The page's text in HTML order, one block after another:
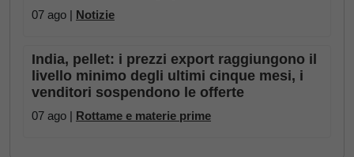
07 ago | Notizie
India, pellet: i prezzi export raggiungono il
livello minimo degli ultimi cinque mesi, i
venditori sospendono le offerte
07 ago | Rottame e materie prime